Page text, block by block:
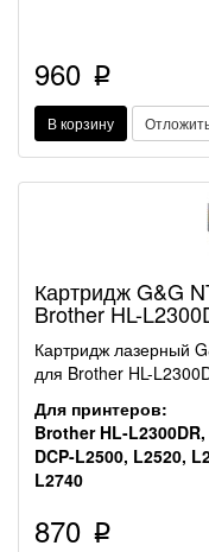
960 p
В корзину
Картридж G&G
Brother HL-
Картридж лазерный
для Brother HL-
Для принтеров:
Brother HL-
DCP-L2500, L2520,
L2740
870 p